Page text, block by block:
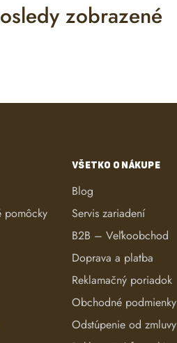
zobrazené
pomôcky
VŠETKO O NÁKUPE
Blog
Servis zariadení
B2B – Veľkoobchod
Doprava a platba
Reklamačný poriadok
Obchodné podmienky
Odstúpenie od zmluvy